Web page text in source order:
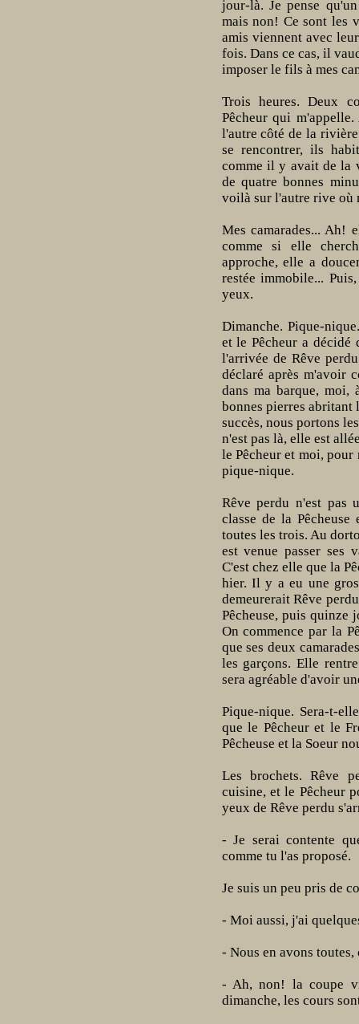
jour-là. Je pense
mais non! Ce sont les
amis viennent avec
fois. Dans ce cas, il
imposer le fils à mes
Trois heures. Deux
Pêcheur qui
l'autre côté de la
se rencontrer, ils
comme il y avait de la
de quatre bonnes
voilà sur l'autre rive où
Mes camarades... Ah!
comme si elle
approche, elle a
restée immobile...
yeux.
Dimanche. Pique-
et le Pêcheur a décidé
l'arrivée de Rêve
déclaré après m'avoir
dans ma barque, moi,
bonnes pierres abritant
succès, nous portons
n'est pas là, elle est
le Pêcheur et moi,
pique-nique.
Rêve perdu n'est pas
classe de la
toutes les trois. Au
est venue passer ses
C'est chez elle que la
hier. Il y a eu une
demeurerait Rêve
Pêcheuse, puis quinze
On commence par la
que ses deux
les garçons. Elle
sera agréable d'avoir
Pique-nique. Sera-t-
que le Pêcheur et le
Pêcheuse et la Soeur
Les brochets. Rêve
cuisine, et le Pêcheur
yeux de Rêve perdu
- Je serai contente
comme tu l'as proposé.
Je suis un peu pris de
- Moi aussi, j'ai
- Nous en avons
- Ah, non! la coupe
dimanche, les cours